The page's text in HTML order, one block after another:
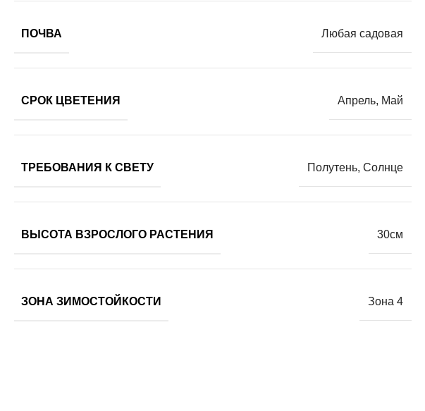
ПОЧВА Любая садовая
СРОК ЦВЕТЕНИЯ Апрель, Май
ТРЕБОВАНИЯ К СВЕТУ Полутень, Солнце
ВЫСОТА ВЗРОСЛОГО РАСТЕНИЯ 30см
ЗОНА ЗИМОСТОЙКОСТИ Зона 4